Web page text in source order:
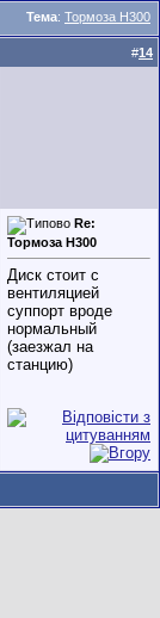
Тема: Тормоза Н300
#14
Re:
Тормоза Н300
Диск стоит с
вентиляцией
суппорт вроде
нормальный
(заезжал на
станцию)